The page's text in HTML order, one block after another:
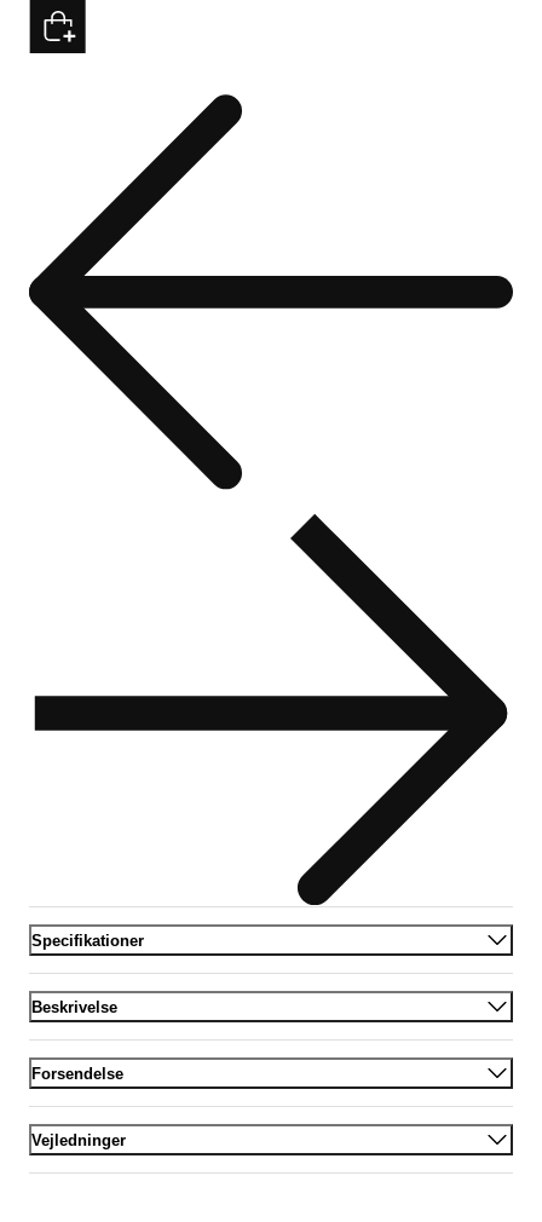
Specifikationer
Beskrivelse
Forsendelse
Vejledninger